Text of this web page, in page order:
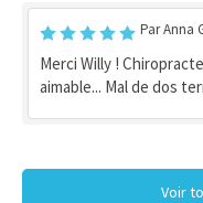
Par Anna
Merci Willy !
aimable... Mal de dos
Voir